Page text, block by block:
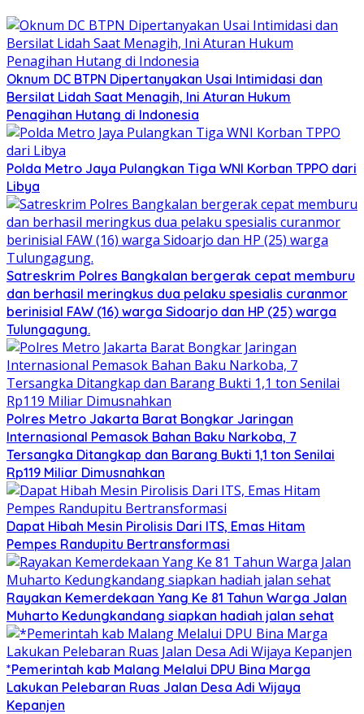
Oknum DC BTPN Dipertanyakan Usai Intimidasi dan
Bersilat Lidah Saat Menagih, Ini Aturan Hukum
Penagihan Hutang di Indonesia
Polda Metro Jaya Pulangkan Tiga WNI Korban TPPO dari
Libya
Satreskrim Polres Bangkalan bergerak cepat memburu
dan berhasil meringkus dua pelaku spesialis curanmor
berinisial FAW (16) warga Sidoarjo dan HP (25) warga
Tulungagung.
Polres Metro Jakarta Barat Bongkar Jaringan
Internasional Pemasok Bahan Baku Narkoba, 7
Tersangka Ditangkap dan Barang Bukti 1,1 ton Senilai
Rp119 Miliar Dimusnahkan
Dapat Hibah Mesin Pirolisis Dari ITS, Emas Hitam
Pempes Randupitu Bertransformasi
Rayakan Kemerdekaan Yang Ke 81 Tahun Warga Jalan
Muharto Kedungkandang siapkan hadiah jalan sehat
*Pemerintah kab Malang Melalui DPU Bina Marga
Lakukan Pelebaran Ruas Jalan Desa Adi Wijaya
Kepanjen